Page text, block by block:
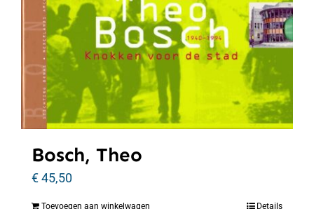
Bosch, Theo
€45,50
Toevoegen aan winkelwagen Details